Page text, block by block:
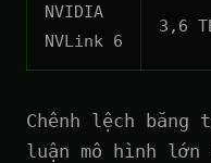
NVIDIA
NVLink 6
3,6
Chênh lệch băng
luận mô hình lớn